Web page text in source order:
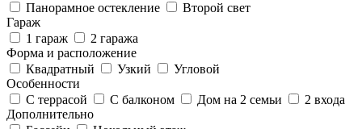
Панорамное остекление
Второй свет
Гараж
1 гараж
2 гаража
Форма и расположение
Квадратный
Узкий
Угловой
Особенности
С террасой
С балконом Дом на 2 семьи
2 входа
Дополнительно